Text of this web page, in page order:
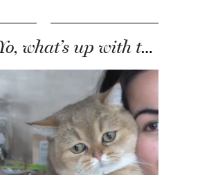
Filmpje: Yo, what’s up with the brows?